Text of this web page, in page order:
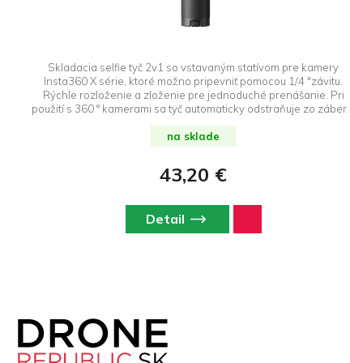
Skladacia selfie tyč 2v1 so vstavaným statívom pre kamery
Insta360 X série, ktoré možno pripevniť pomocou 1/4 "závitu.
Rýchle rozloženie a zloženie pre jednoduché prenášanie. Pri
použití s ​​360 ° kamerami sa tyč automaticky odstraňuje zo záberu.
na sklade
43,20 €
Detail